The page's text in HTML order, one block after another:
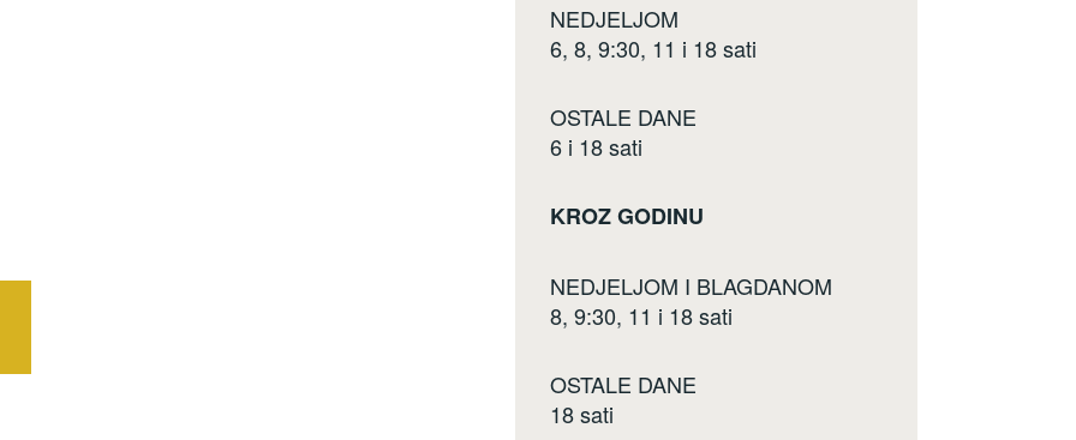
NEDJELJOM
6, 8, 9:30, 11 i 18 sati
OSTALE DANE
6 i 18 sati
KROZ GODINU
NEDJELJOM I BLAGDANOM
8, 9:30, 11 i 18 sati
OSTALE DANE
18 sati